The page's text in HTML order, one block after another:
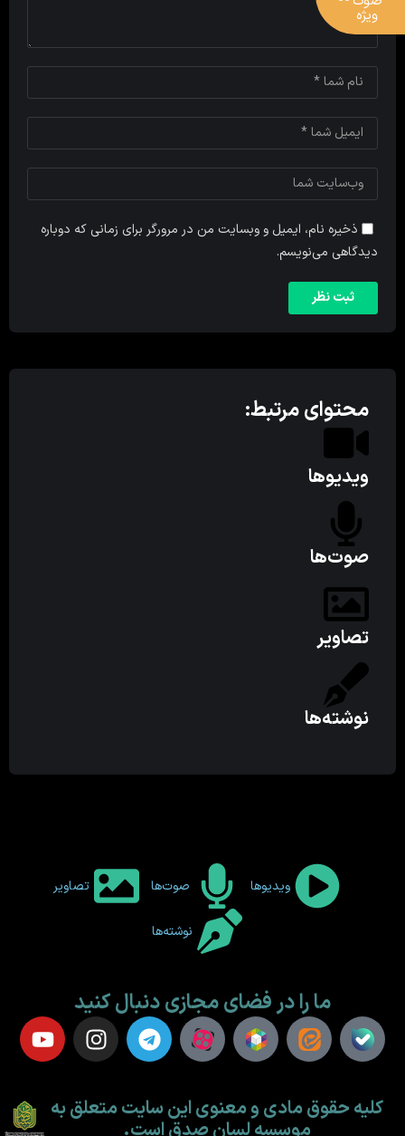
ذخیره نام، ایمیل و وبسایت من در مرورگر برای زمانی که دوباره
دیدگاهی می‌نویسم.
محتوای مرتبط:
ویدیوها
صوت‌ها
تصاویر
نوشته‌ها
ویدیوها صوت‌ها تصاویر
نوشته‌ها
ما را در فضای مجازی دنبال کنید
کلیه حقوق مادی و معنوی این سایت متعلق به
ویژه